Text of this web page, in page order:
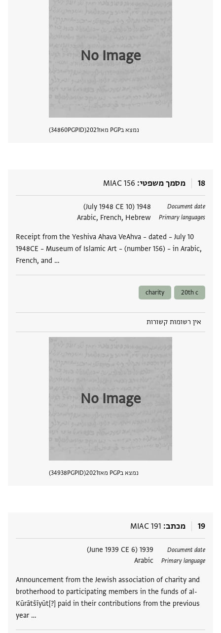
No Image
נמצא בPGP מאז 2021
PGPID
34860
18 מסמך משפטי MIAC 156
Document date
1948 (10 July 1948 CE)
Primary languages
Arabic, French, Hebrew
Receipt from the Yeshiva Ahava VeAhva – dated – July 10
1948CE – Museum of Islamic Art – (number 156) – in Arabic,
French, and …
תגים
20th c
charity
אין רשומות קשורות
No Image
נמצא בPGP מאז 2021
PGPID
34938
19 מכתב MIAC 191
Document date
1939 (6 June 1939 CE)
Primary language
Arabic
Announcement from the Jewish association of charity and
brotherhood to participating members in the funds of al-
Kūrātšīyūt[?] paid in their contributions from the previous
year …
תגים